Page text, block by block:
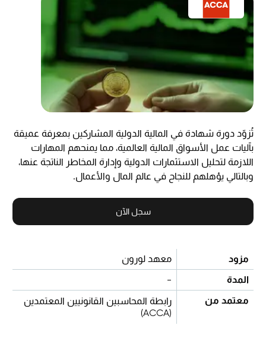
تُزوّد دورة شهادة في المالية الدولية المشاركين بمعرفة عميقة
بآليات عمل الأسواق المالية العالمية، مما يمنحهم المهارات
اللازمة لتحليل الاستثمارات الدولية وإدارة المخاطر الناتجة عنها،
وبالتالي يؤهلهم للنجاح في عالم المال والأعمال.
سجل الآن
مزود
معهد لورون
المدة
-
معتمد من
رابطة المحاسبين القانونيين المعتمدين
(ACCA)